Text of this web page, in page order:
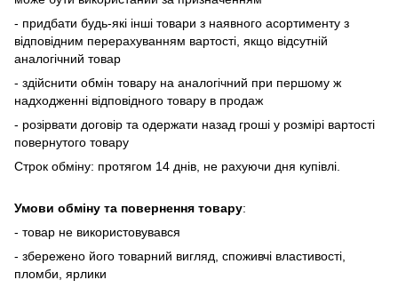
- придбати будь-які інші товари з наявного асортименту з
відповідним перерахуванням вартості, якщо відсутній
аналогічний товар
- здійснити обмін товару на аналогічний при першому ж
надходженні відповідного товару в продаж
- розірвати договір та одержати назад гроші у розмірі вартості
повернутого товару
Строк обміну: протягом 14 днів, не рахуючи дня купівлі.
Умови обміну та повернення товару:
- товар не використовувався
- збережено його товарний вигляд, споживчі властивості,
пломби, ярлики